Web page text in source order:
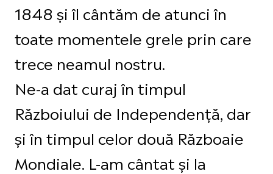
1848 și îl cântăm de atunci în
toate momentele grele prin care
trece neamul nostru.
Ne-a dat curaj în timpul
Războiului de Independenţă, dar
şi în timpul celor două Războaie
Mondiale. L-am cântat și la